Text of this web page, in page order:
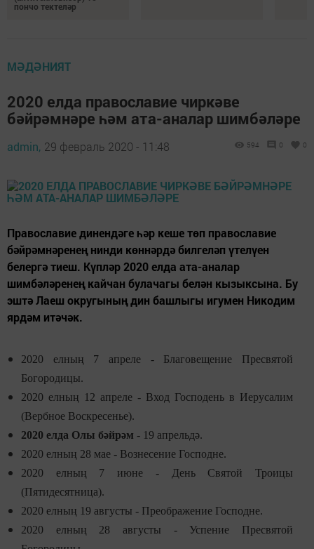
пончо тектеләр
МӘДӘНИЯТ
2020 елда православие чиркәве
бәйрәмнәре һәм ата-аналар шимбәләре
admin, 29 февраль 2020 - 11:48 594 0 0
Православие динендәге һәр кеше төп православие
бәйрәмнәренең нинди көннәрдә билгеләп үтелүен
белергә тиеш. Күпләр 2020 елда ата-аналар
шимбәләренең кайчан булачагы белән кызыксына. Бу
эштә Лаеш округының дин башлыгы игумен Никодим
ярдәм итәчәк.
2020 елның 7 апреле - Благовещение Пресвятой
Богородицы.
2020 елның 12 апреле - Вход Господень в Иерусалим
(Вербное Воскресенье).
2020 елда Олы бәйрәм - 19 апрельдә.
2020 елның 28 мае - Вознесение Господне.
2020 елның 7 июне -
День Святой Троицы
(Пятидесятница).
2020 елның 19 августы - Преображение Господне.
2020 елның 28 августы - Успение Пресвятой